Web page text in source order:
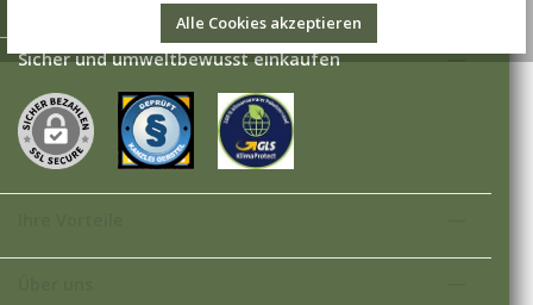
Sicher und umweltbewusst einkaufen
Alle Cookies akzeptieren